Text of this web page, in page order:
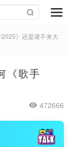
》还是请不来大
《歌手
472666